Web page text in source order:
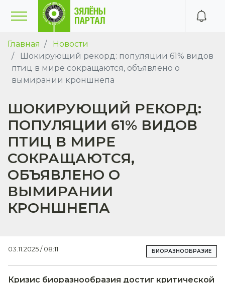
Главная
Новости
Шокирующий рекорд: популяции 61% видов
птиц в мире сокращаются, объявлено о
вымирании кроншнепа
ШОКИРУЮЩИЙ РЕКОРД:
ПОПУЛЯЦИИ 61% ВИДОВ
ПТИЦ В МИРЕ
СОКРАЩАЮТСЯ,
ОБЪЯВЛЕНО О
ВЫМИРАНИИ
КРОНШНЕПА
03.11.2025 / 08:11 БИОРАЗНООБРАЗИЕ
Кризис биоразнообразия достиг критической